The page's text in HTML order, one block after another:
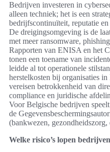
Bedrijven investeren in
alleen techniek; het is een
bedrijfscontinuïteit, reputatie
De dreigingsomgeving is de
met meer ransomware,
Rapporten van ENISA en het
tonen een toename van
leidde al tot operationele
herstelkosten bij organisaties
vereisen betrokkenheid van
compliance en juridische
Voor Belgische bedrijven
de
(bankwezen,
Welke risico’s lopen